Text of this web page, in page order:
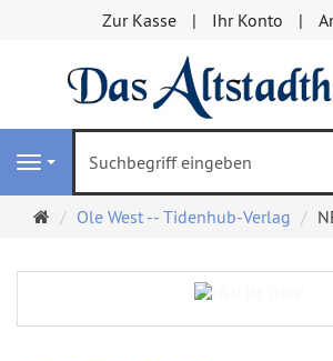
Zur Kasse Ihr Konto
Navigation
Startseite
Ole West -- Tidenhub-Verlag